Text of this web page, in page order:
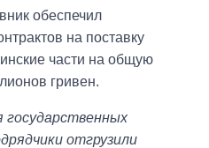
обеспечил
на поставку
части на общую
гривен.
государственных
отгрузили